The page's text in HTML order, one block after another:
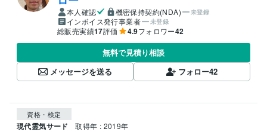
本人確認 機密保持契約(NDA) 未登録
インボイス発行事業者 未登録
総販売実績17評価 4.9フォロワー42
無料で見積り相談
メッセージを送る
フォロー42
資格・検定
現代霊気サード 取得年 : 2019年